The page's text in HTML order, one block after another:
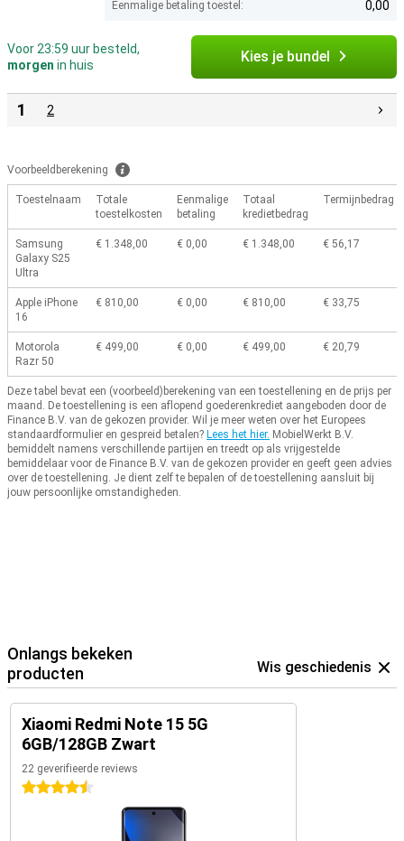
Eenmalige betaling toestel: 0,00
Voor 23:59 uur besteld,
morgen in huis Kies je bundel
1 2
Voorbeeldberekening
Toestelnaam
Totale
toestelkosten
Eenmalige
betaling
Totaal
kredietbedrag
Termijnbedrag
Samsung
Galaxy S25
Ultra
€ 1.348,00 € 0,00 € 1.348,00 € 56,17
Apple iPhone
16
€ 810,00 € 0,00 € 810,00 € 33,75
Motorola
Razr 50
€ 499,00 € 0,00 € 499,00 € 20,79
Deze tabel bevat een (voorbeeld)berekening van een toestellening en de prijs per
maand. De toestellening is een aflopend goederenkrediet aangeboden door de
Finance B.V. van de gekozen provider. Wil je meer weten over het Europees
standaardformulier en gespreid betalen? Lees het hier. MobielWerkt B.V.
bemiddelt namens verschillende partijen en treedt op als vrijgestelde
bemiddelaar voor de Finance B.V. van de gekozen provider en geeft geen advies
over de toestellening. Je dient zelf te bepalen of de toestellening aansluit bij
jouw persoonlijke omstandigheden.
Onlangs bekeken
producten
Wis geschiedenis
Xiaomi Redmi Note 15 5G
6GB/128GB Zwart
22 geverifieerde reviews
4.5 sterren